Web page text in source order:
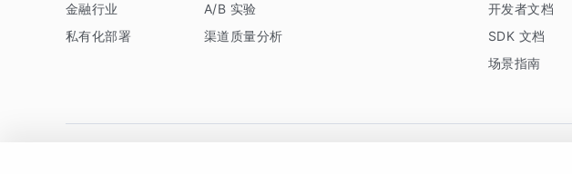
金融行业
私有化部署
A/B 实验
渠道质量分析
开发者文档
SDK 文档
场景指南